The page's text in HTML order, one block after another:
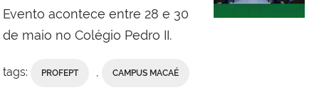
Evento acontece entre 28 e 30
de maio no Colégio Pedro II.
tags: PROFEPT , CAMPUS MACAÉ